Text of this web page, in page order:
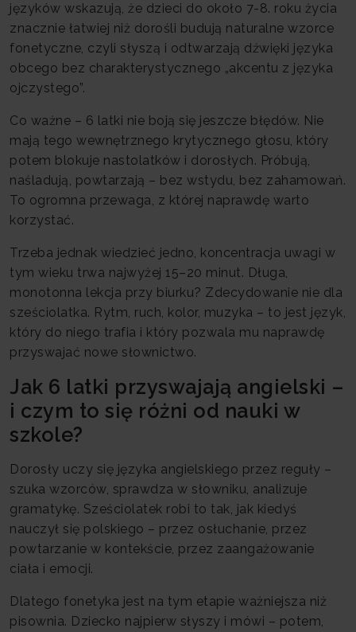
języków wskazują, że dzieci do około 7-8. roku życia
znacznie łatwiej niż dorośli budują naturalne wzorce
fonetyczne, czyli słyszą i odtwarzają dźwięki języka
obcego bez charakterystycznego „akcentu z języka
ojczystego”.
Co ważne – 6 latki nie boją się jeszcze błędów. Nie
mają tego wewnętrznego krytycznego głosu, który
potem blokuje nastolatków i dorosłych. Próbują,
naśladują, powtarzają – bez wstydu, bez zahamowań.
To ogromna przewaga, z której naprawdę warto
korzystać.
Trzeba jednak wiedzieć jedno, koncentracja uwagi w
tym wieku trwa najwyżej 15–20 minut. Długa,
monotonna lekcja przy biurku? Zdecydowanie nie dla
sześciolatka. Rytm, ruch, kolor, muzyka – to jest język,
który do niego trafia i który pozwala mu naprawdę
przyswajać nowe słownictwo.
Jak 6 latki przyswajają angielski –
i czym to się różni od nauki w
szkole?
Dorosły uczy się języka angielskiego przez reguły –
szuka wzorców, sprawdza w słowniku, analizuje
gramatykę. Sześciolatek robi to tak, jak kiedyś
nauczył się polskiego – przez osłuchanie, przez
powtarzanie w kontekście, przez zaangażowanie
ciała i emocji.
Dlatego fonetyka jest na tym etapie ważniejsza niż
pisownia. Dziecko najpierw słyszy i mówi – potem,